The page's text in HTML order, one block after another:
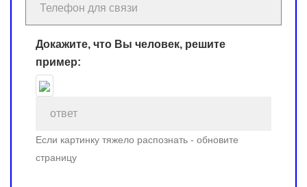
Докажите, что Вы человек, решите
пример:
Если картинку тяжело распознать - обновите
страницу